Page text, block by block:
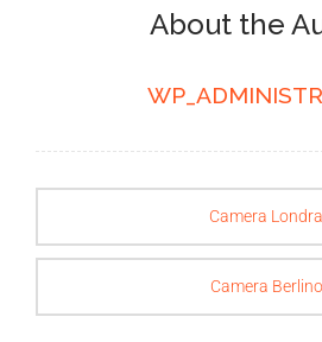
About the
Camera Londra
Camera Berlino